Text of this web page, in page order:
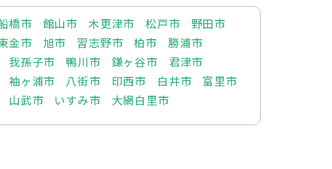
橋市 館山市 木更津市 松戸市
野田市
金市 旭市 習志野市 柏市
勝浦市
我孫子市 鴨川市 鎌ヶ谷市
君津市
袖ヶ浦市 八街市 印西市 白井市
富里市
山武市 いすみ市 大網白里市